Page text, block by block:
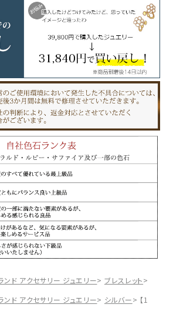
ンド アクセサリー ジュエリー ブレスレット
ンド アクセサリー ジュエリー シルバー 【